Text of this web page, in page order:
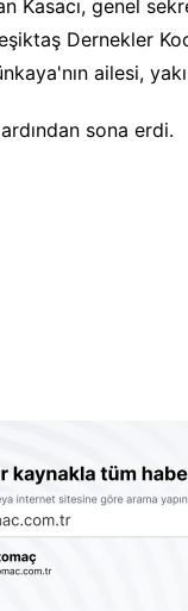
Kasacı, genel
Dernekler
ailesi,
sona erdi.